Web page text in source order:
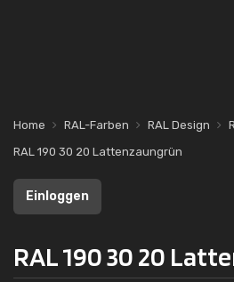
Home RAL-Farben RAL Design
RAL 190 30 20 Lattenzaungrün
Einloggen
RAL 190 30 20